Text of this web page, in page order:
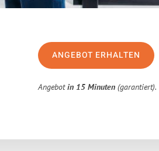
ANGEBOT ERHALTEN
Angebotin 15 Minuten (garantiert).